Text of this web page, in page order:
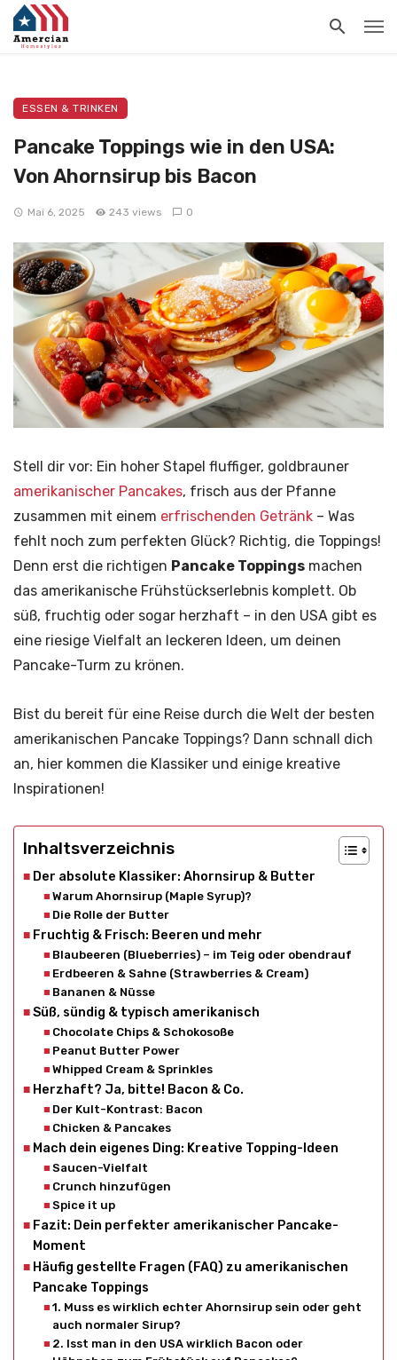
ESSEN & TRINKEN
Pancake Toppings wie in den USA:
Von Ahornsirup bis Bacon
Mai 6, 2025 243 views 0
Stell dir vor: Ein hoher Stapel fluffiger, goldbrauner
amerikanischer Pancakes, frisch aus der Pfanne
zusammen mit einem erfrischenden Getränk – Was
fehlt noch zum perfekten Glück? Richtig, die Toppings!
Denn erst die richtigen Pancake Toppings machen
das amerikanische Frühstückserlebnis komplett. Ob
süß, fruchtig oder sogar herzhaft – in den USA gibt es
eine riesige Vielfalt an leckeren Ideen, um deinen
Pancake-Turm zu krönen.
Bist du bereit für eine Reise durch die Welt der besten
amerikanischen Pancake Toppings? Dann schnall dich
an, hier kommen die Klassiker und einige kreative
Inspirationen!
Inhaltsverzeichnis
Der absolute Klassiker: Ahornsirup & Butter
Warum Ahornsirup (Maple Syrup)?
Die Rolle der Butter
Fruchtig & Frisch: Beeren und mehr
Blaubeeren (Blueberries) – im Teig oder obendrauf
Erdbeeren & Sahne (Strawberries & Cream)
Bananen & Nüsse
Süß, sündig & typisch amerikanisch
Chocolate Chips & Schokosoße
Peanut Butter Power
Whipped Cream & Sprinkles
Herzhaft? Ja, bitte! Bacon & Co.
Der Kult-Kontrast: Bacon
Chicken & Pancakes
Mach dein eigenes Ding: Kreative Topping-Ideen
Saucen-Vielfalt
Crunch hinzufügen
Spice it up
Fazit: Dein perfekter amerikanischer Pancake-
Moment
Häufig gestellte Fragen (FAQ) zu amerikanischen
Pancake Toppings
1. Muss es wirklich echter Ahornsirup sein oder geht
auch normaler Sirup?
2. Isst man in den USA wirklich Bacon oder